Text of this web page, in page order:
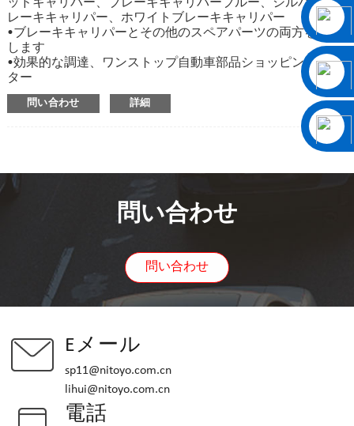
ッドキャリパー、ブレーキキャリパーブルー、シルバーブ
レーキキャリパー、ホワイトブレーキキャリパー
•ブレーキキャリパーとその他のスペアパーツの両方を供給
します
•効果的な調達、ワンストップ自動車部品ショッピングセン
ター
問い合わせ 詳細
問い合わせ
問い合わせ
Eメール
sp11@nitoyo.com.cn
lihui@nitoyo.com.cn
電話